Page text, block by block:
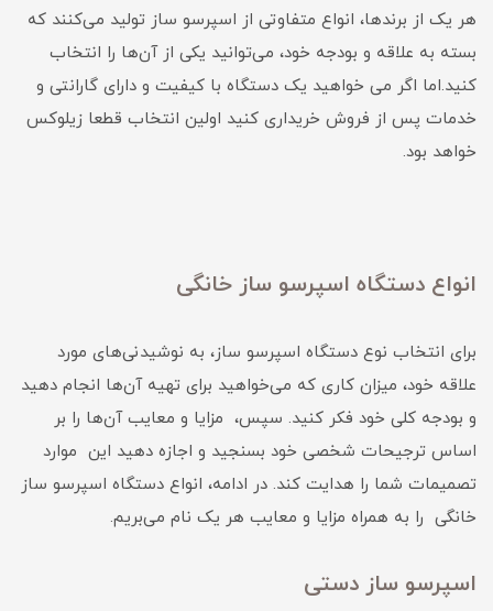
هر یک از برندها، انواع متفاوتی از اسپرسو ساز تولید می‌کنند که
بسته به علاقه و بودجه خود، می‌توانید یکی از آن‌ها را انتخاب
کنید.اما اگر می خواهید یک دستگاه با کیفیت و دارای گارانتی و
خدمات پس از فروش خریداری کنید اولین انتخاب قطعا زیلوکس
خواهد بود.
انواع دستگاه اسپرسو ساز خانگی
برای انتخاب نوع دستگاه اسپرسو ساز، به نوشیدنی‌های مورد
علاقه خود، میزان کاری که می‌خواهید برای تهیه آن‌ها انجام دهید
و بودجه کلی خود فکر کنید. سپس، مزایا و معایب آن‌ها را بر
اساس ترجیحات شخصی خود بسنجید و اجازه دهید این موارد
تصمیمات شما را هدایت کند. در ادامه، انواع دستگاه اسپرسو ساز
خانگی را به همراه مزایا و معایب هر یک نام می‌بریم.
اسپرسو ساز دستی